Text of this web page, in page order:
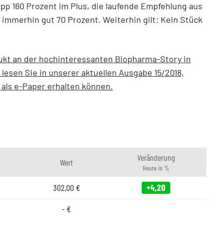
160 Prozent im Plus, die laufende Empfehlung aus
immerhin gut 70 Prozent. Weiterhin gilt: Kein Stück
an der hochinteressanten Biopharma-Story in
Sie in unserer aktuellen Ausgabe 15/2018,
e-Paper erhalten können.
Wert Veränderung
Heute in %
302,00 €
+4,20
- €